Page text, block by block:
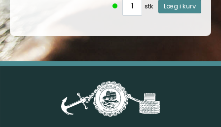
stk Læg i kurv